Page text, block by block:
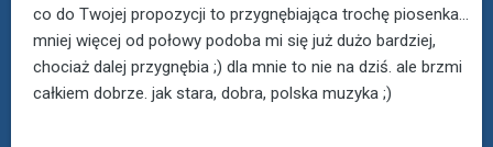
co do Twojej propozycji to przygnębiająca trochę piosenka...
mniej więcej od połowy podoba mi się już dużo bardziej,
chociaż dalej przygnębia ;) dla mnie to nie na dziś. ale brzmi
całkiem dobrze. jak stara, dobra, polska muzyka ;)